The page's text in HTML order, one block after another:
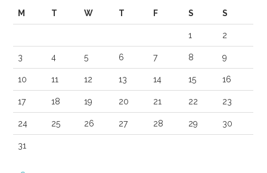
M
T W T F S S
1 2
3 4 5 6 7 8 9
10 11 12 13 14 15 16
17 18 19 20 21 22 23
24 25 26 27 28 29 30
31